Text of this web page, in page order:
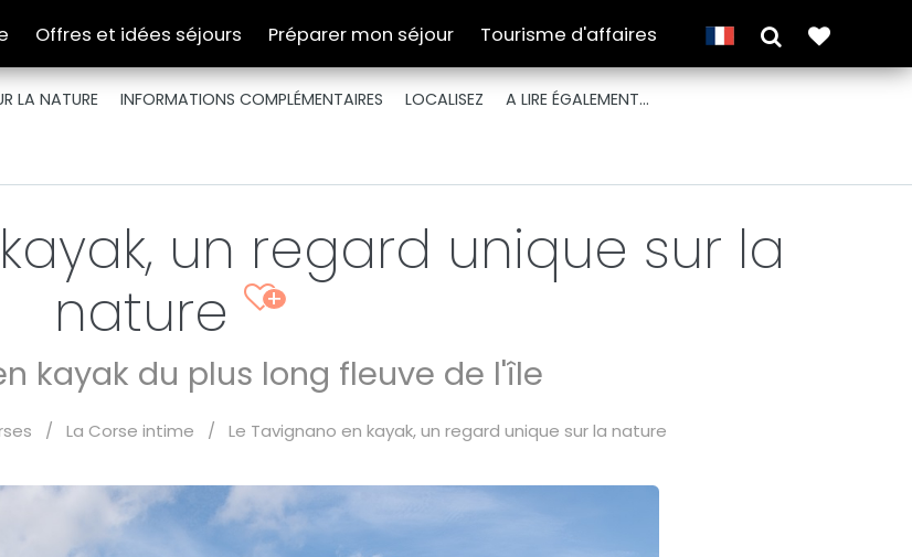
Offres et idées séjours Préparer mon séjour Tourisme d'affaires
LA NATURE INFORMATIONS COMPLÉMENTAIRES LOCALISEZ A LIRE ÉGALEMENT...
un regard unique sur la
nature
+
kayak du plus long fleuve de l'île
/ La Corse intime / Le Tavignano en kayak, un regard unique sur la nature